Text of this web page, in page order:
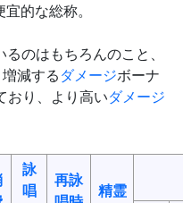
的な総称。
のはもちろんのこと、
減するダメージボーナ
おり、より高いダメージ
詠
唱
再詠
精霊